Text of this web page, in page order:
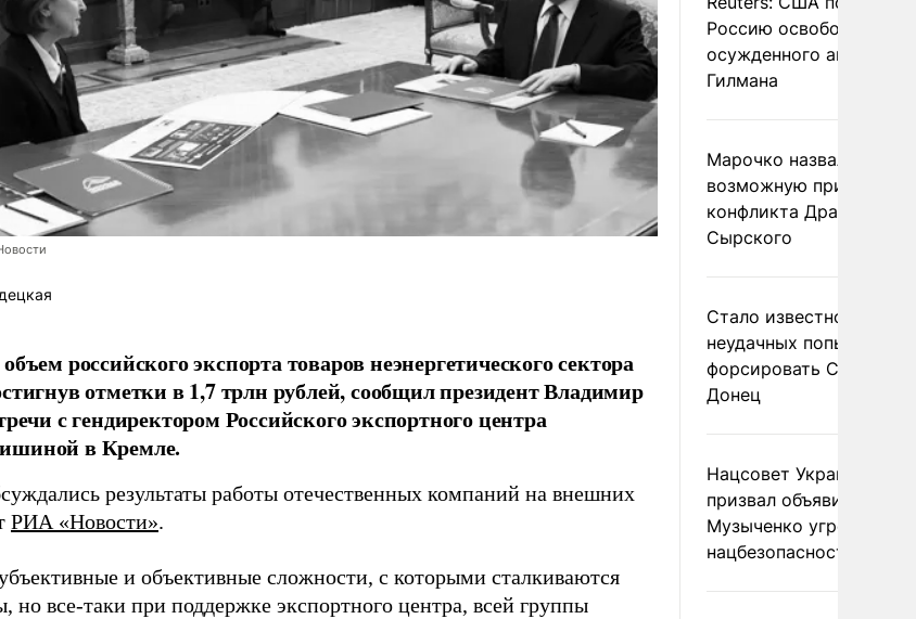
российского экспорта товаров неэнергетического сектора
отметки в 1,7 трлн рублей, сообщил президент Владимир
с гендиректором Российского экспортного центра
в Кремле.
результаты работы отечественных компаний на внешних
РИА «Новости».
и объективные сложности, с которыми сталкиваются
но все-таки при поддержке экспортного центра, всей группы
Россию освободить
осужденного
Гилмана
Марочко назвал
возможную причину
конфликта Драпатого и
Сырского
Стало известно о
неудачных попытках
форсировать
Донец
Нацсовет Украины по
призвал объявить
Музыченко угрозой
нацбезопасности